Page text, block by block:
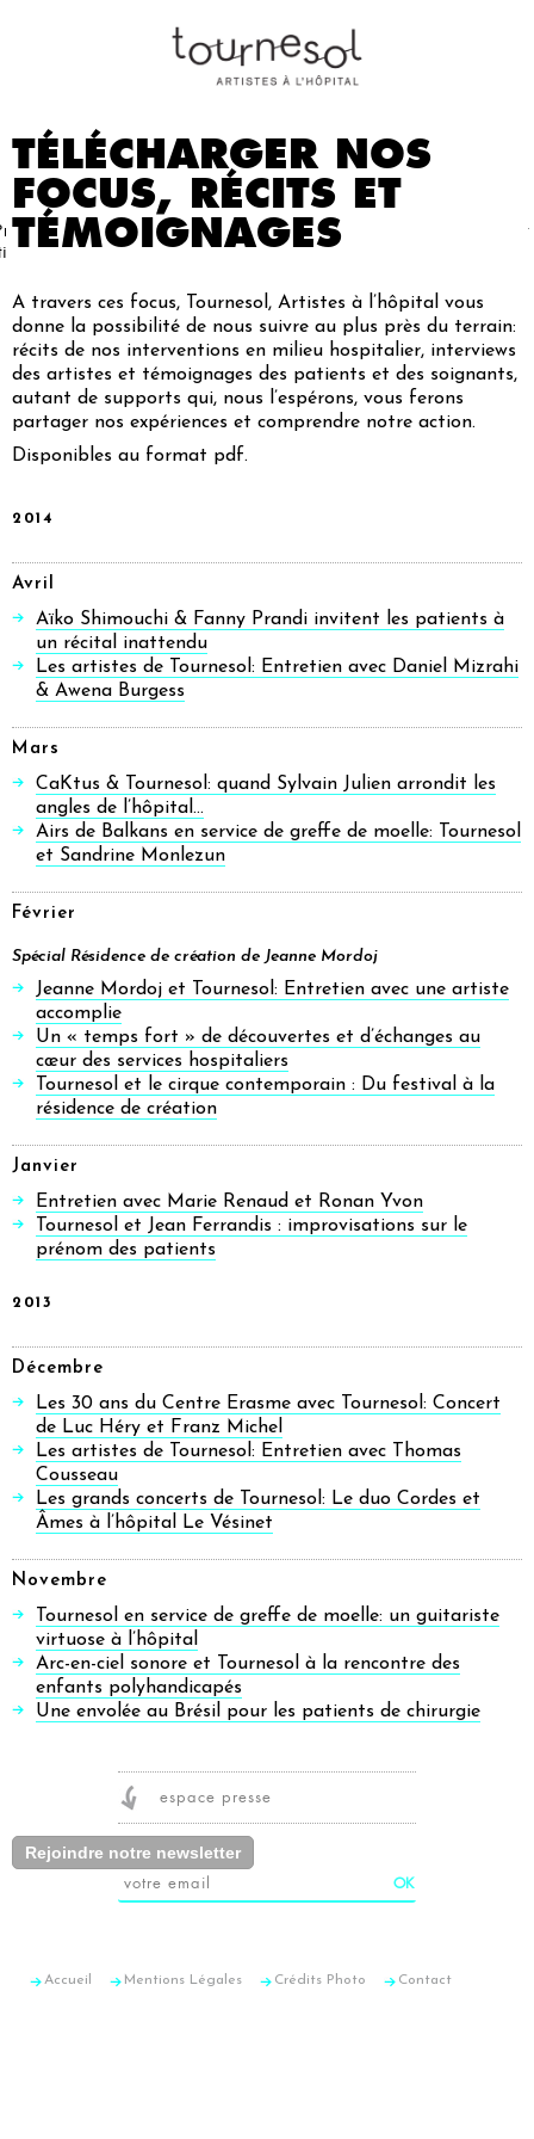
Nos
artistes
Partenaires
Nous
soutenir
Contact
TÉLÉCHARGER NOS
FOCUS, RÉCITS ET
TÉMOIGNAGES
A travers ces focus, Tournesol, Artistes à l’hôpital vous
donne la possibilité de nous suivre au plus près du terrain:
récits de nos interventions en milieu hospitalier, interviews
des artistes et témoignages des patients et des soignants,
autant de supports qui, nous l’espérons, vous ferons
partager nos expériences et comprendre notre action.
Disponibles au format pdf.
2014
Avril
Aïko Shimouchi & Fanny Prandi invitent les patients à
un récital inattendu
Les artistes de Tournesol: Entretien avec Daniel Mizrahi
& Awena Burgess
Mars
CaKtus & Tournesol: quand Sylvain Julien arrondit les
angles de l’hôpital…
Airs de Balkans en service de greffe de moelle: Tournesol
et Sandrine Monlezun
Février
Spécial Résidence de création de Jeanne Mordoj
Jeanne Mordoj et Tournesol: Entretien avec une artiste
accomplie
Un « temps fort » de découvertes et d’échanges au
cœur des services hospitaliers
Tournesol et le cirque contemporain : Du festival à la
résidence de création
Janvier
Entretien avec Marie Renaud et Ronan Yvon
Tournesol et Jean Ferrandis : improvisations sur le
prénom des patients
2013
Décembre
Les 30 ans du Centre Erasme avec Tournesol: Concert
de Luc Héry et Franz Michel
Les artistes de Tournesol: Entretien avec Thomas
Cousseau
Les grands concerts de Tournesol: Le duo Cordes et
Âmes à l’hôpital Le Vésinet
Novembre
Tournesol en service de greffe de moelle: un guitariste
virtuose à l’hôpital
Arc-en-ciel sonore et Tournesol à la rencontre des
enfants polyhandicapés
Une envolée au Brésil pour les patients de chirurgie
espace presse
Rejoindre notre newsletter
Accueil Mentions Légales Crédits Photo Contact